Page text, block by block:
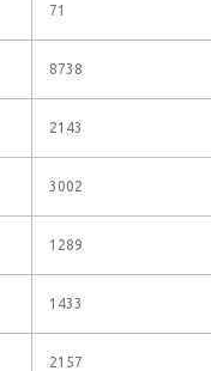
71
8738
2143
3002
1289
1433
2157